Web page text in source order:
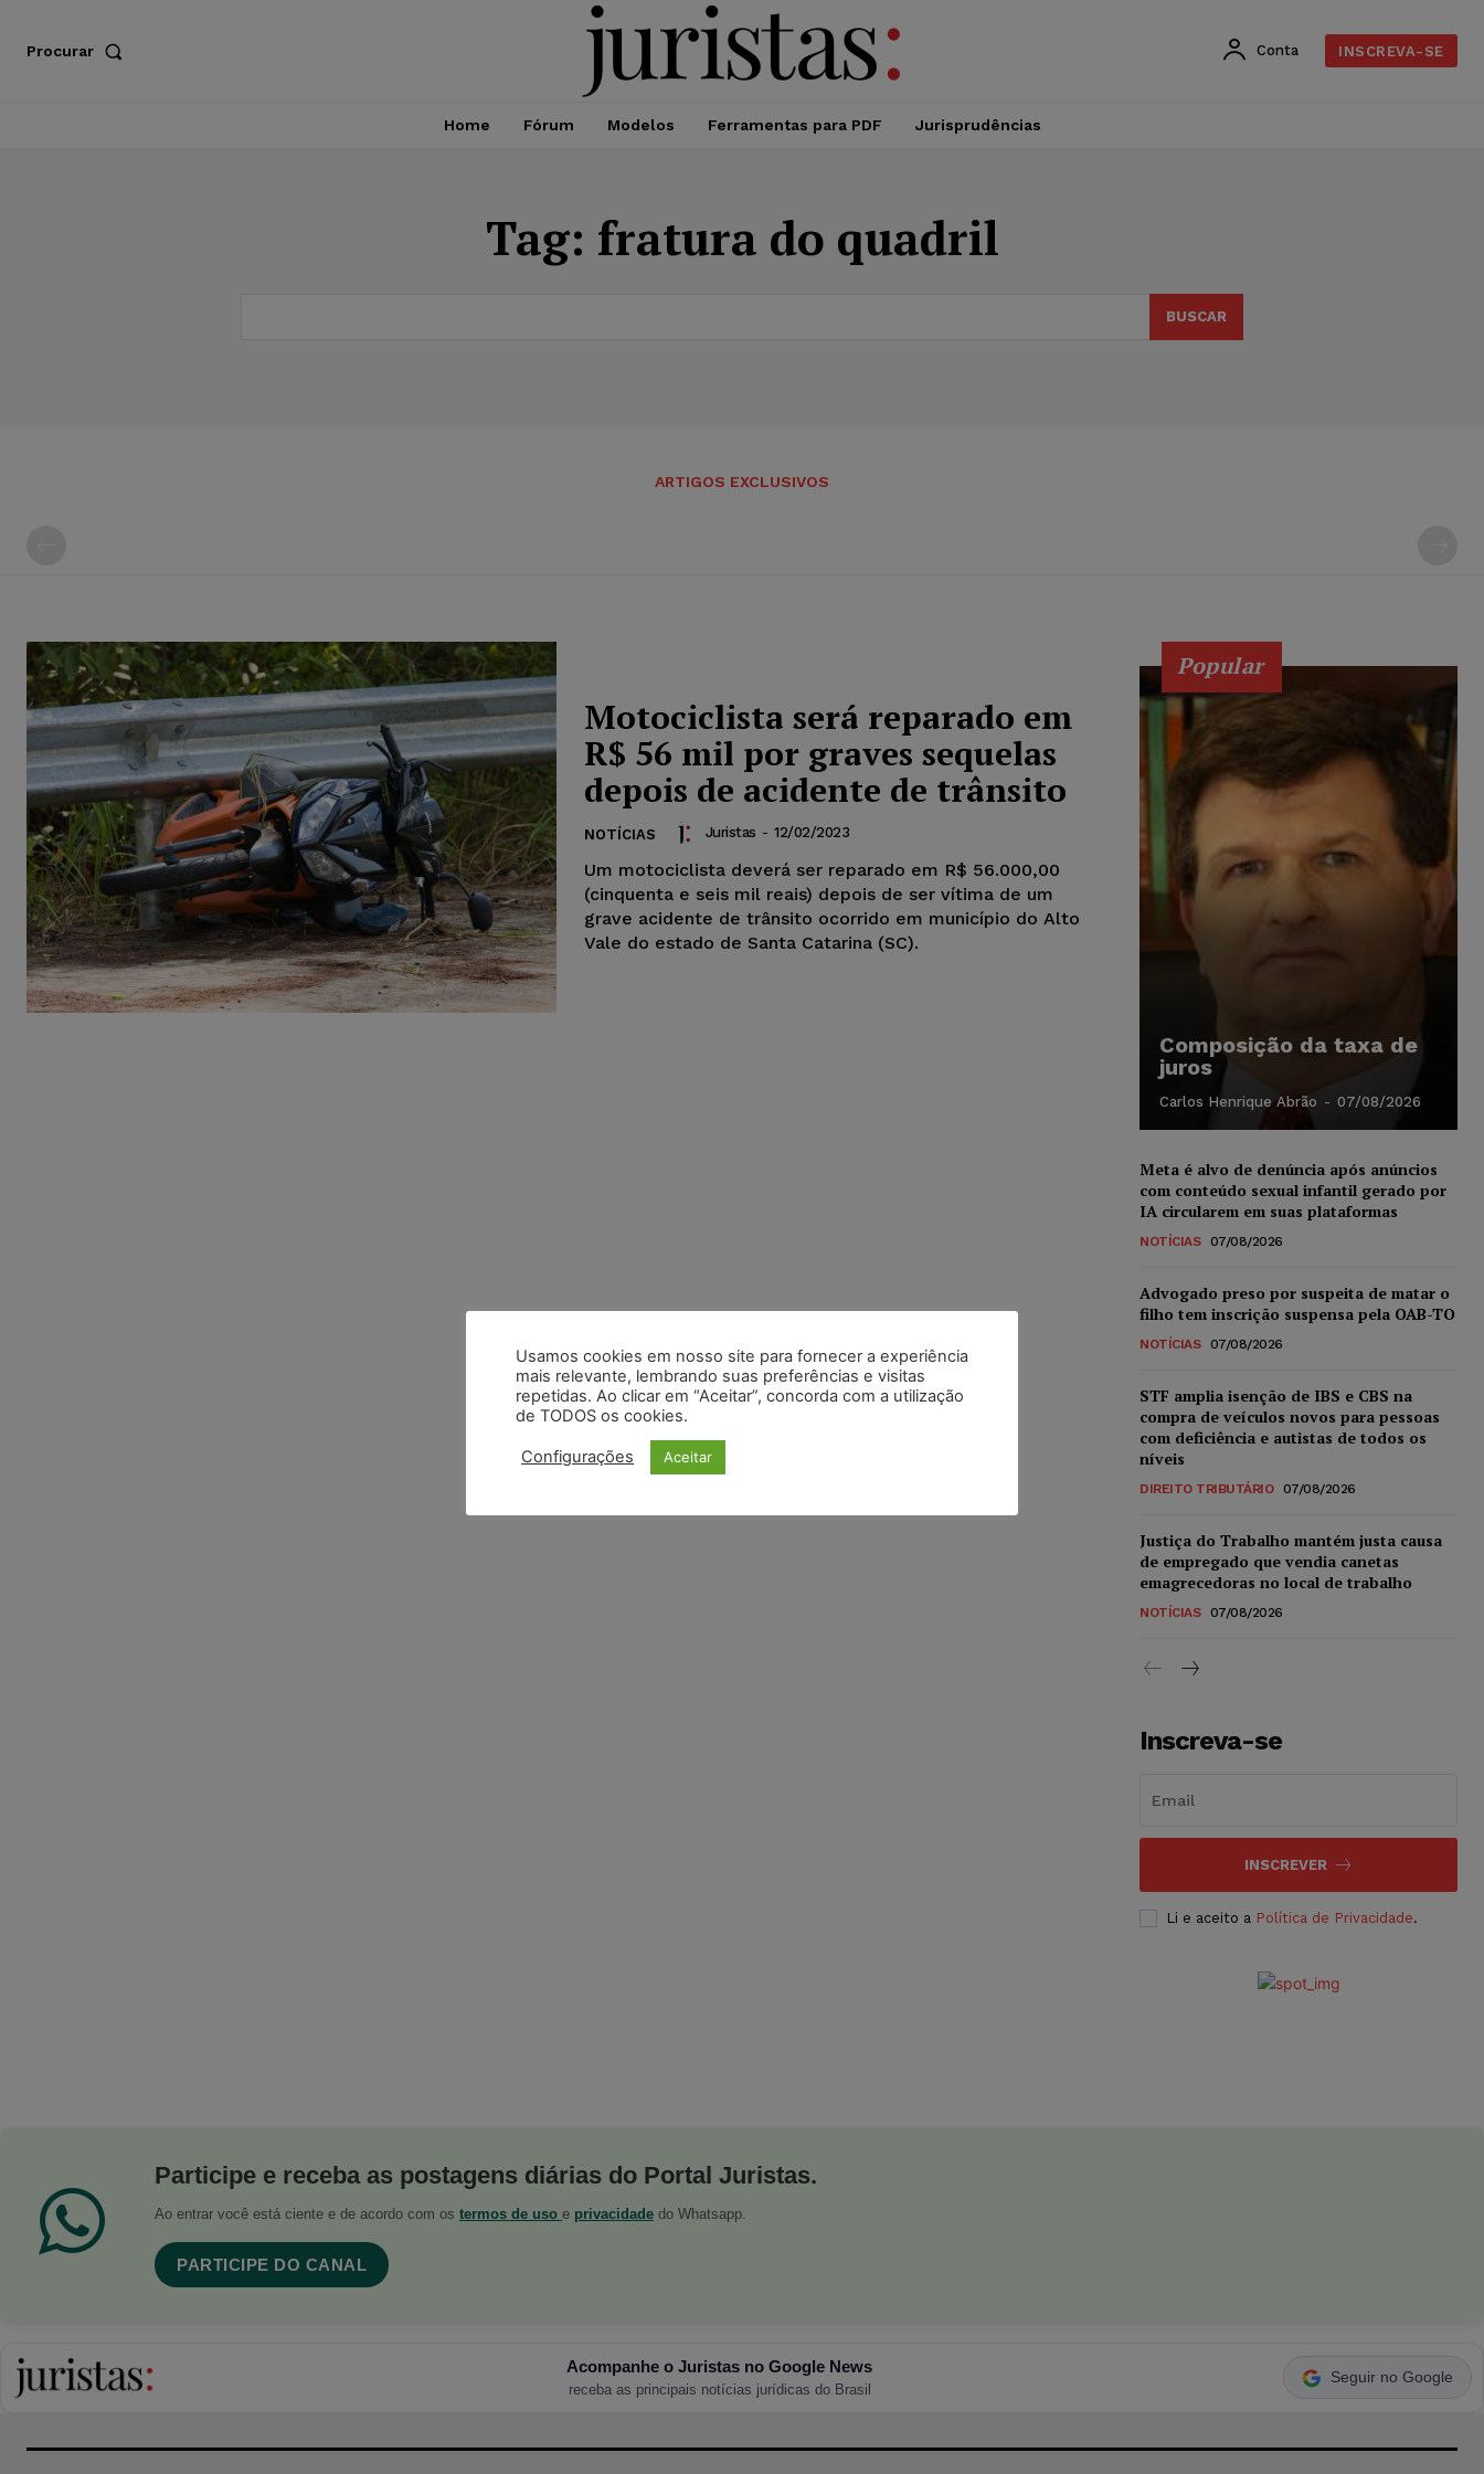
Procurar Conta INSCREVA-SE
Home Fórum Modelos Ferramentas para PDF Jurisprudências
Tag: fratura do quadril
BUSCAR
ARTIGOS EXCLUSIVOS
Motociclista será reparado em
R$ 56 mil por graves sequelas
depois de acidente de trânsito
NOTÍCIAS Juristas - 12/02/2023
Um motociclista deverá ser reparado em R$ 56.000,00
(cinquenta e seis mil reais) depois de ser vítima de um
grave acidente de trânsito ocorrido em município do Alto
Vale do estado de Santa Catarina (SC).
Popular
Composição da taxa de
juros
Carlos Henrique Abrão - 07/08/2026
Meta é alvo de denúncia após anúncios
com conteúdo sexual infantil gerado por
IA circularem em suas plataformas
NOTÍCIAS 07/08/2026
Advogado preso por suspeita de matar o
filho tem inscrição suspensa pela OAB-TO
NOTÍCIAS 07/08/2026
STF amplia isenção de IBS e CBS na
compra de veículos novos para pessoas
com deficiência e autistas de todos os
níveis
DIREITO TRIBUTÁRIO 07/08/2026
Justiça do Trabalho mantém justa causa
de empregado que vendia canetas
emagrecedoras no local de trabalho
NOTÍCIAS 07/08/2026
Inscreva-se
INSCREVER
Li e aceito a Política de Privacidade.
Participe e receba as postagens diárias do Portal Juristas.
Ao entrar você está ciente e de acordo com os termos de uso e privacidade do Whatsapp.
PARTICIPE DO CANAL
Acompanhe o Juristas no Google News
receba as principais notícias jurídicas do Brasil
Seguir no Google
Usamos cookies em nosso site para fornecer a experiência
mais relevante, lembrando suas preferências e visitas
repetidas. Ao clicar em “Aceitar”, concorda com a utilização
de TODOS os cookies.
Configurações Aceitar